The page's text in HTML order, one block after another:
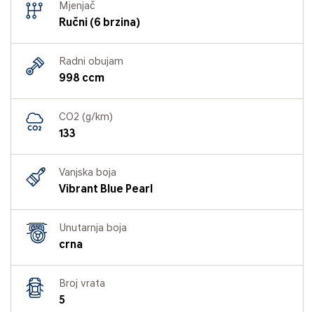
Mjenjač
Ručni (6 brzina)
Radni obujam
998 ccm
CO2 (g/km)
133
Vanjska boja
Vibrant Blue Pearl
Unutarnja boja
crna
Broj vrata
5